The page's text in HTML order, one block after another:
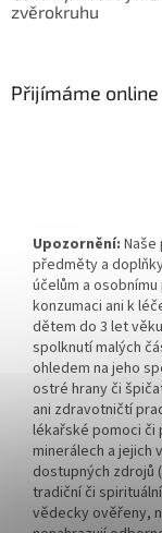
zvěrokruhu
Přijímáme
Upozornění:
předměty a
účelům a
konzumaci ani k
dětem do 3 let
spolknutí malých
ohledem na jeho
ostré hrany či
ani zdravotničtí
lékařské pomoci či
minerálech a jejich
dostupných zdrojů
tradiční či
vědecky ověřeny,